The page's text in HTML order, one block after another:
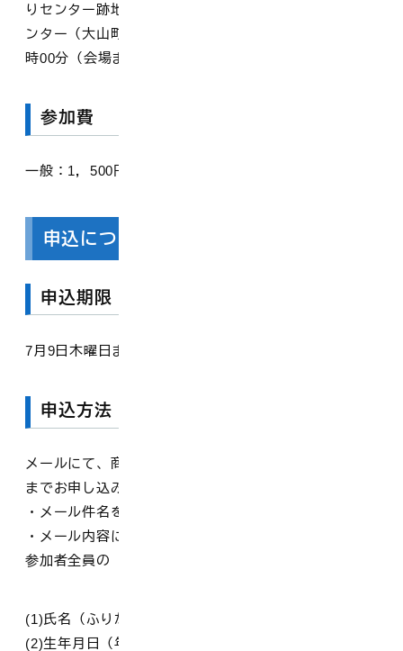
りセンター跡地から上流200m） 集合場所：中山活性化セ
ンター（大山町羽田井1419-13） 集合時間：8時00分～9
時00分（会場までシャトルバスを運行します）
参加費
一般：1，500円 高校生以下：500円 （小学生未満無料）
申込について
申込期限
7月9日木曜日まで
申込方法
メールにて、商工観光課（kankou@town.daisen.lg.jp）
までお申し込みください。
・メール件名を「甲川渓流まつり」とする
・メール内容に以下の事項を記入する
参加者全員の
(1)氏名（ふりがな）
(2)生年月日（年齢・学年）